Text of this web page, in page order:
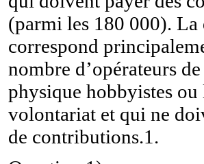
(parmi les 180 000). La
correspond
nombre d’opérateurs
physique hobbyistes ou
volontariat et qui ne
de contributions.1.